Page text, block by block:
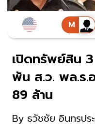
เปิดทรัพย์สิน
พ้น ส.ว. พล.ร.
89 ล้าน
By ธวัชชัย อินทรปร